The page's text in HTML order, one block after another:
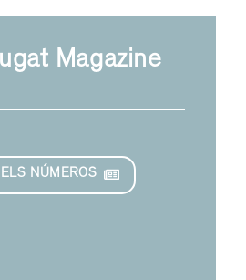
Magazine
ELS NÚMEROS